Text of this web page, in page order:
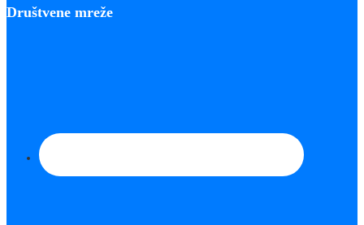
Društvene mreže